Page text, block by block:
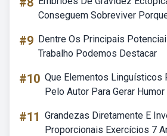
Conseguem Sobreviver
#9 Dentre Os Principais
Trabalho Podemos Destacar
#10 Que Elementos Linguísticos
Pelo Autor Para Gerar Humor
#11 Grandezas Diretamente E
Proporcionais Exercícios 7